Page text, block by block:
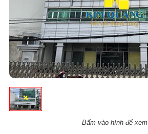
Bấm vào hình để xem